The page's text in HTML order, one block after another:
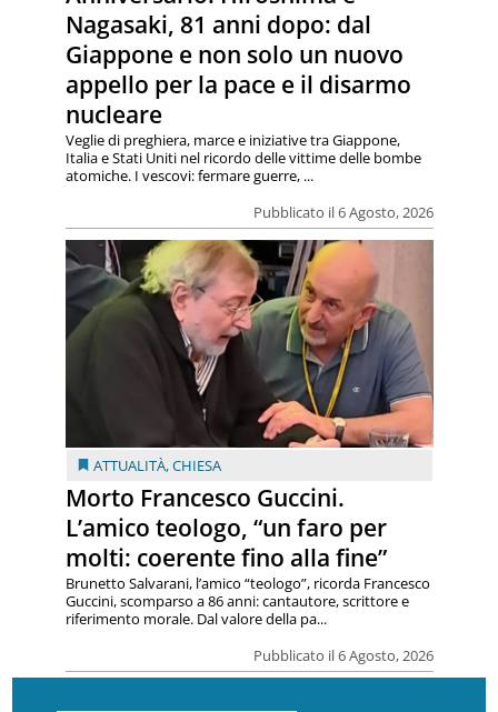
Nagasaki, 81 anni dopo: dal
Giappone e non solo un nuovo
appello per la pace e il disarmo
nucleare
Pubblicato il 6 Agosto, 2026
Veglie di preghiera, marce e iniziative tra Giappone,
Italia e Stati Uniti nel ricordo delle vittime delle bombe
atomiche. I vescovi: fermare guerre, ...
ATTUALITÀ,CHIESA
Morto Francesco Guccini.
L’amico teologo, “un faro per
molti: coerente fino alla fine”
Pubblicato il 6 Agosto, 2026
Brunetto Salvarani, l’amico “teologo”, ricorda Francesco
Guccini, scomparso a 86 anni: cantautore, scrittore e
riferimento morale. Dal valore della pa...